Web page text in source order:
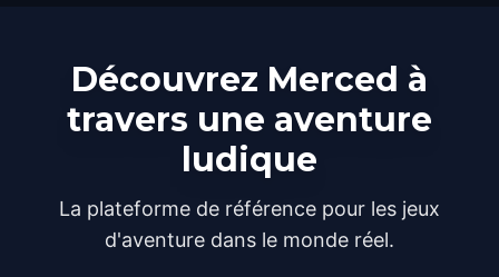
Découvrez Merced à
travers une aventure
ludique
La plateforme de référence pour les jeux
d'aventure dans le monde réel.